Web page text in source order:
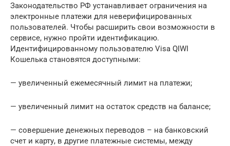
Законодательство РФ устанавливает ограничения на
электронные платежи для неверифицированных
пользователей. Чтобы расширить свои возможности в
сервисе, нужно пройти идентификацию.
Идентифицированному пользователю Visa QIWI
Кошелька становятся доступными:
— увеличенный ежемесячный лимит на платежи;
— увеличенный лимит на остаток средств на балансе;
— совершение денежных переводов – на банковский
счет и карту, в другие платежные системы, между